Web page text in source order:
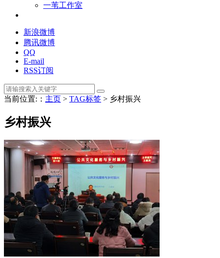
一苇工作室
新浪微博
腾讯微博
QQ
E-mail
RSS订阅
当前位置:： 主页 > TAG标签 > 乡村振兴
乡村振兴